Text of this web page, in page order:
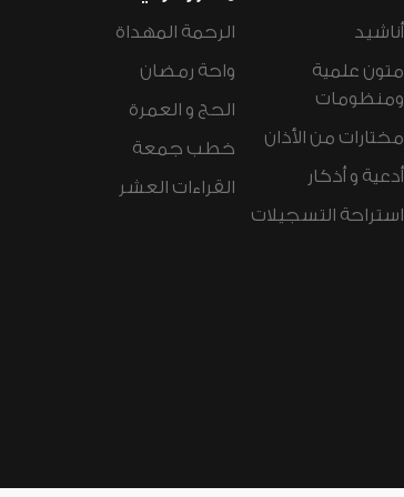
أناشيد
متون علمية
ومنظومات
مختارات من الأذان
أدعية و أذكار
استراحة التسجيلات
الرحمة المهداة
واحة رمضان
الحج و العمرة
خطب جمعة
القراءات العشر